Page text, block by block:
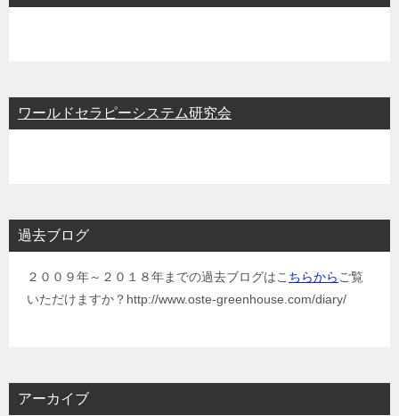
ワールドセラピーシステム研究会
過去ブログ
２００９年～２０１８年までの過去ブログはこ ちらから ご覧
いただけますか？http://www.oste-greenhouse.com/diary/
アーカイブ